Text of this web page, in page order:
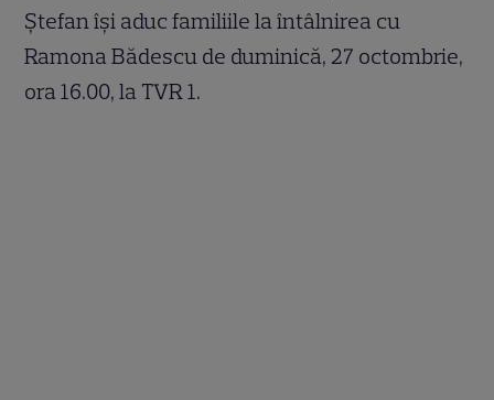
Ştefan îşi aduc familiile la întâlnirea cu
Ramona Bădescu de duminică, 27 octombrie,
ora 16.00, la TVR 1.